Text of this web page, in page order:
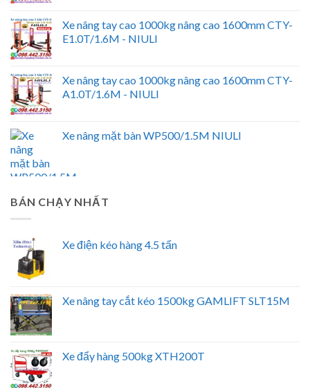
Xe nâng tay cao 1000kg nâng cao 1600mm CTY-
E1.0T/1.6M - NIULI
Xe nâng tay cao 1000kg nâng cao 1600mm CTY-
A1.0T/1.6M - NIULI
Xe nâng mặt bàn WP500/1.5M NIULI
BÁN CHẠY NHẤT
Xe điện kéo hàng 4.5 tấn
Xe nâng tay cắt kéo 1500kg GAMLIFT SLT15M
Xe đẩy hàng 500kg XTH200T